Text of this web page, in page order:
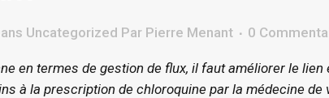
Uncategorized Par Pierre Menant 0
en termes de gestion de flux, il faut améliorer le
à la prescription de chloroquine par la médecine de